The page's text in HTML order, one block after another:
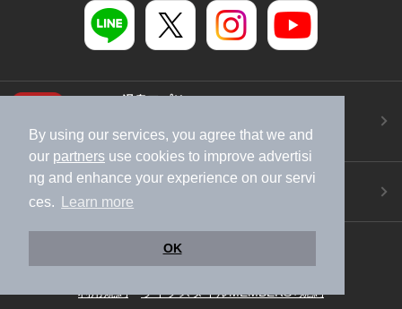
By using our services, you agree that we and
our partners use cookies to improve advertisi
ng and enhance your experience on our servi
ces.
Learn more
OK
ニフティ温泉アプリ
今すぐダウンロード！
ご意見ご要望 ・お問い合わせ
施設データの新規追加や修正依頼もこちらから
スマートフォン
加盟店募集（資料請求）
広告出稿のご案内
利用規約
ライフスタイルMEMBERS+規約